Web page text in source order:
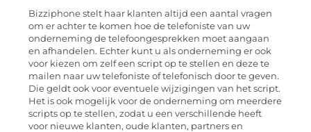
Bizziphone stelt haar klanten altijd een aantal vragen
om er achter te komen hoe de telefoniste van uw
onderneming de telefoongesprekken moet aangaan
en afhandelen. Echter kunt u als onderneming er ook
voor kiezen om zelf een script op te stellen en deze te
mailen naar uw telefoniste of telefonisch door te geven.
Die geldt ook voor eventuele wijzigingen van het script.
Het is ook mogelijk voor de onderneming om meerdere
scripts op te stellen, zodat u een verschillende heeft
voor nieuwe klanten, oude klanten, partners en